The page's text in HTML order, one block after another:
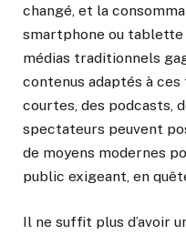
changé, et la
smartphone ou tablette
médias traditionnels
contenus adaptés à
courtes, des podcasts,
spectateurs peuvent
de moyens modernes
public exigeant, en
Il ne suffit plus d’avoir